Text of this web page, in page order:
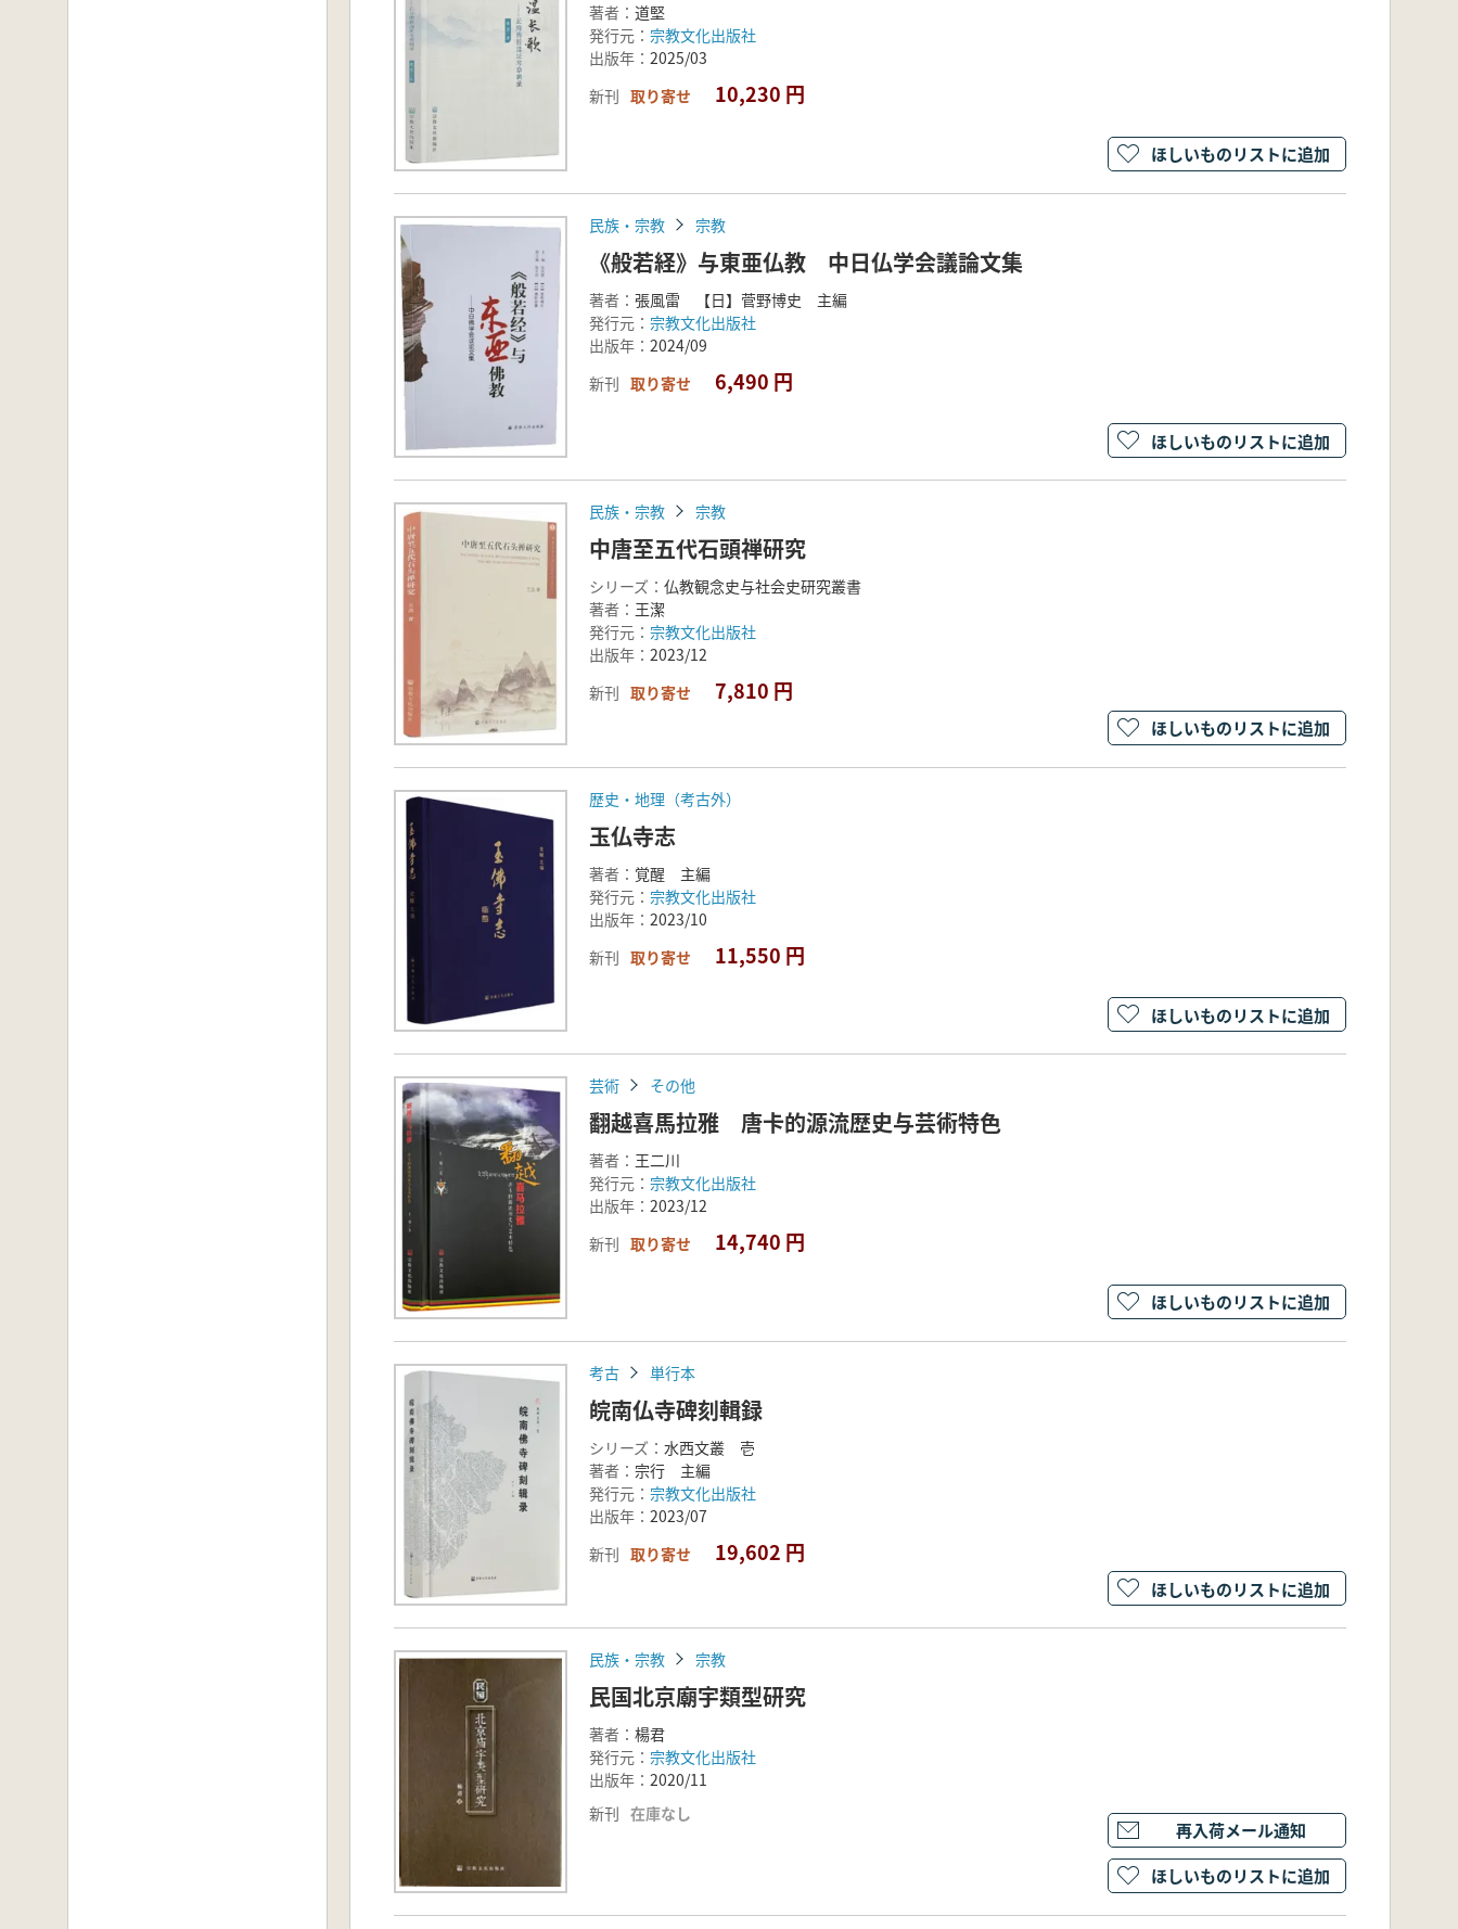
著者： 道堅
発行元： 宗教文化出版社
出版年： 2025/03
新刊 取り寄せ 10,230 円
ほしいものリストに追加
民族・宗教 宗教
《般若経》与東亜仏教 中日仏学会議論文集
著者： 張風雷 【日】菅野博史 主編
発行元： 宗教文化出版社
出版年： 2024/09
新刊 取り寄せ 6,490 円
ほしいものリストに追加
民族・宗教 宗教
中唐至五代石頭禅研究
シリーズ： 仏教観念史与社会史研究叢書
著者： 王潔
発行元： 宗教文化出版社
出版年： 2023/12
新刊 取り寄せ 7,810 円
ほしいものリストに追加
歴史・地理（考古外）
玉仏寺志
著者： 覚醒 主編
発行元： 宗教文化出版社
出版年： 2023/10
新刊 取り寄せ 11,550 円
ほしいものリストに追加
芸術 その他
翻越喜馬拉雅 唐卡的源流歴史与芸術特色
著者： 王二川
発行元： 宗教文化出版社
出版年： 2023/12
新刊 取り寄せ 14,740 円
ほしいものリストに追加
考古 単行本
皖南仏寺碑刻輯録
シリーズ： 水西文叢 壱
著者： 宗行 主編
発行元： 宗教文化出版社
出版年： 2023/07
新刊 取り寄せ 19,602 円
ほしいものリストに追加
民族・宗教 宗教
民国北京廟宇類型研究
著者： 楊君
発行元： 宗教文化出版社
出版年： 2020/11
新刊 在庫なし
再入荷メール通知
ほしいものリストに追加